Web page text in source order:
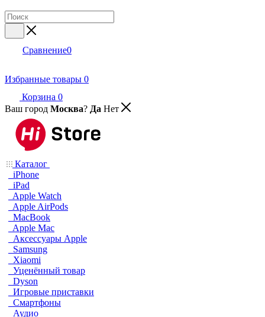
Сравнение0
Избранные товары 0
Корзина 0
Ваш город Москва? Да Нет
Каталог
iPhone
iPad
Apple Watch
Apple AirPods
MacBook
Apple Mac
Аксессуары Apple
Samsung
Xiaomi
Уценённый товар
Dyson
Игровые приставки
Смартфоны
Аудио